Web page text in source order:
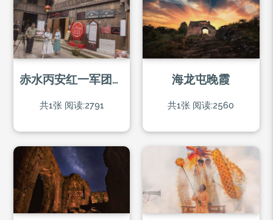
赤水丙安红一军团纪念馆
共1张 阅读:2791
海龙屯晚霞
共1张 阅读:2560